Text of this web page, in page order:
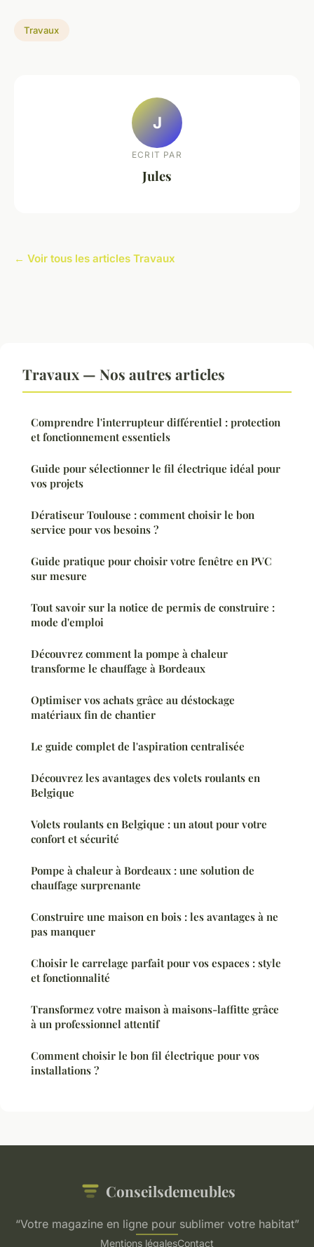
Travaux
J
ECRIT PAR
Jules
← Voir tous les articles Travaux
Travaux — Nos autres articles
Comprendre l'interrupteur différentiel : protection
et fonctionnement essentiels
Guide pour sélectionner le fil électrique idéal pour
vos projets
Dératiseur Toulouse : comment choisir le bon
service pour vos besoins ?
Guide pratique pour choisir votre fenêtre en PVC
sur mesure
Tout savoir sur la notice de permis de construire :
mode d'emploi
Découvrez comment la pompe à chaleur
transforme le chauffage à Bordeaux
Optimiser vos achats grâce au déstockage
matériaux fin de chantier
Le guide complet de l'aspiration centralisée
Découvrez les avantages des volets roulants en
Belgique
Volets roulants en Belgique : un atout pour votre
confort et sécurité
Pompe à chaleur à Bordeaux : une solution de
chauffage surprenante
Construire une maison en bois : les avantages à ne
pas manquer
Choisir le carrelage parfait pour vos espaces : style
et fonctionnalité
Transformez votre maison à maisons-laffitte grâce
à un professionnel attentif
Comment choisir le bon fil électrique pour vos
installations ?
Conseilsdemeubles
“Votre magazine en ligne pour sublimer votre habitat”
Mentions légalesContact